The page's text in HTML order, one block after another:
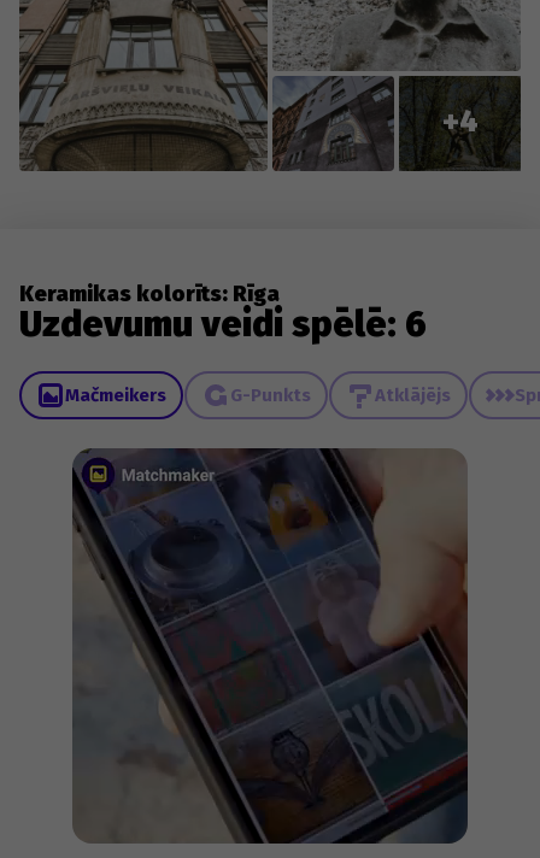
+4
Keramikas kolorīts: Rīga
Uzdevumu veidi spēlē: 6
Mačmeikers G-Punkts Atklājējs